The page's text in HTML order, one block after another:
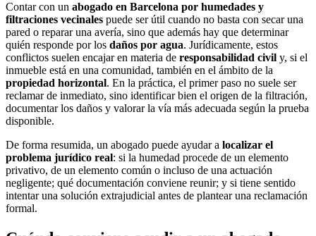
Contar con un abogado en Barcelona por humedades y
filtraciones vecinales puede ser útil cuando no basta con secar una
pared o reparar una avería, sino que además hay que determinar
quién responde por los daños por agua. Jurídicamente, estos
conflictos suelen encajar en materia de responsabilidad civil y, si el
inmueble está en una comunidad, también en el ámbito de la
propiedad horizontal. En la práctica, el primer paso no suele ser
reclamar de inmediato, sino identificar bien el origen de la filtración,
documentar los daños y valorar la vía más adecuada según la prueba
disponible.
De forma resumida, un abogado puede ayudar a localizar el
problema jurídico real: si la humedad procede de un elemento
privativo, de un elemento común o incluso de una actuación
negligente; qué documentación conviene reunir; y si tiene sentido
intentar una solución extrajudicial antes de plantear una reclamación
formal.